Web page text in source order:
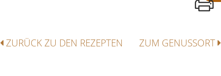
ZURÜCK ZU DEN REZEPTEN ZUM GENUSSORT